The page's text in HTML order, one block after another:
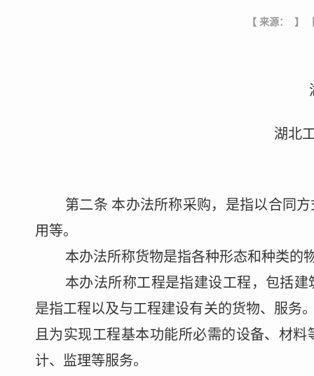
【 来源： 】
湖北
第二条 本办法所称采购，是指以合同
用等。
本办法所称货物是指各种形态和种类的
本办法所称工程是指建设工程，包括
是指工程以及与工程建设有关的货物、服务
且为实现工程基本功能所必需的设备、材
计、监理等服务。